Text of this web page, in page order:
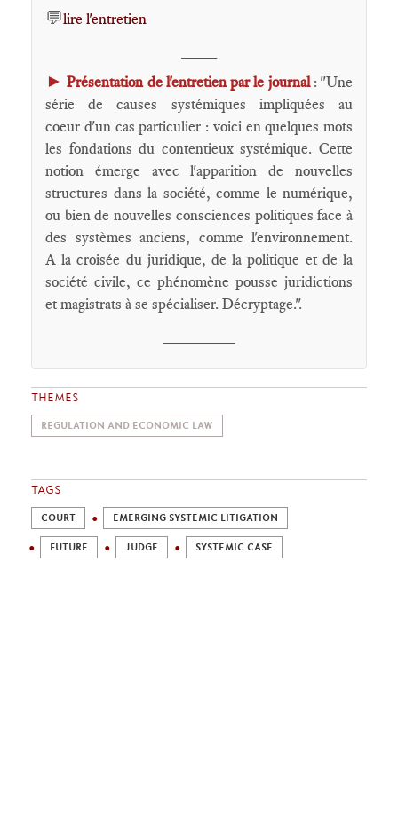
💬lire l'entretien
►Présentation de l'entretien par le journal: "Une
série de causes systémiques impliquées au
coeur d'un cas particulier : voici en quelques mots
les fondations du contentieux systémique. Cette
notion émerge avec l'apparition de nouvelles
structures dans la société, comme le numérique,
ou bien de nouvelles consciences politiques face à
des systèmes anciens, comme l'environnement.
A la croisée du juridique, de la politique et de la
société civile, ce phénomène pousse juridictions
et magistrats à se spécialiser. Décryptage.".
THEMES
REGULATION AND ECONOMIC LAW
TAGS
COURT EMERGING SYSTEMIC LITIGATION
FUTURE JUDGE SYSTEMIC CASE